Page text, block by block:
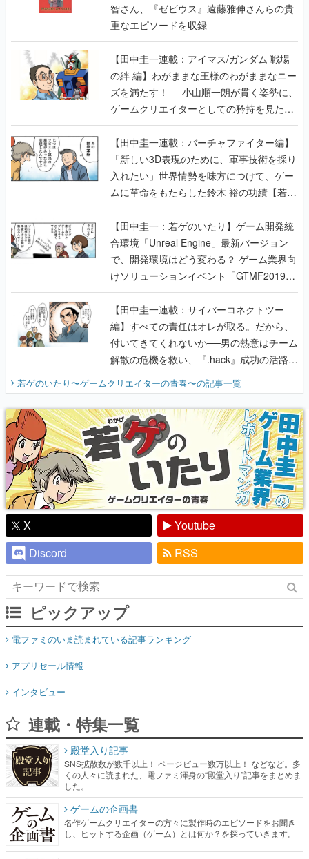
【田中圭一連載：アイマス/ガンダム 戦場
の絆 編】わがままな王様のわがままなニー
ズを満たす！──小山順一朗が貫く姿勢に、
ゲームクリエイターとしての矜持を見た
【若ゲのいたり最終回】
【田中圭一連載：バーチャファイター編】
「新しい3D表現のために、軍事技術を採り
入れたい」世界情勢を味方につけて、ゲー
ムに革命をもたらした鈴木 裕の功績【若ゲ
のいたり】
【田中圭一：若ゲのいたり】ゲーム開発統
合環境「Unreal Engine」最新バージョン
で、開発環境はどう変わる？ ゲーム業界向
けソリューションイベント「GTMF2019」
に行って、より理解を深めよう【PR】
【田中圭一連載：サイバーコネクトツー
編】すべての責任はオレが取る。だから、
付いてきてくれないか──男の熱意はチーム
解散の危機を救い、『.hack』成功の活路を
開く。業界の快男児・松山 洋に流れる血は
『少年ジャンプ』色だった【若ゲのいた
り】
若ゲのいたり〜ゲームクリエイターの青春〜の記事一覧
X
Youtube
Discord
RSS
ピックアップ
電ファミのいま読まれている記事ランキング
アプリセール情報
インタビュー
連載・特集一覧
くの人々に読まれた、電ファミ渾身の“殿堂入り”記事をまとめま
した。
ゲームの企画書
名作ゲームクリエイターの方々に製作時のエピソードをお聞き
し、ヒットする企画（ゲーム）とは何か？を探っていきます。
赫本
この物語を解いてはいけない。『赫本』は、〈試験問題〉の形
をした短編ホラー小説集です。